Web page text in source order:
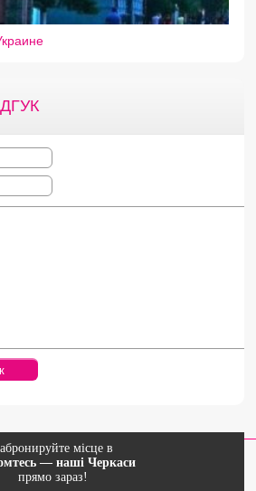
місце в
— наші Черкаси
прямо зараз!